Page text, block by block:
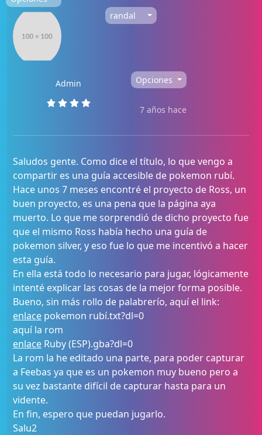
randal
Admin Opciones
7 años hace
Saludos gente. Como dice el título, lo que vengo a
compartir es una guía accesible de pokemon rubí.
Hace unos 7 meses encontré el proyecto de Ross, un
buen proyecto, es una pena que la página aya
muerto. Lo que me sorprendió de dicho proyecto fue
que el mismo Ross había hecho una guía de
pokemon silver, y eso fue lo que me incentivó a hacer
esta guía.
En ella está todo lo necesario para jugar, lógicamente
intenté explicar las cosas de la mejor forma posible.
Bueno, sin más rollo de palabrerío, aquí el link:
enlace pokemon rubí.txt?dl=0
aquí la rom
enlace Ruby (ESP).gba?dl=0
La rom la he editado una parte, para poder capturar
a Feebas ya que es un pokemon muy bueno pero a
su vez bastante difícil de capturar hasta para un
vidente.
En fin, espero que puedan jugarlo.
Salu2